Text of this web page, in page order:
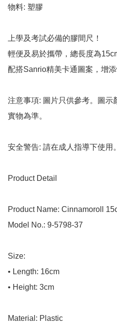
物料: 塑膠
上學及考試必備的膠間尺！
輕便及易於攜帶，總長度為
配搭Sanrio精美卡通圖案，增
注意事項: 圖片只供參考。圖示
實物為準。
安全警告: 請在成人指導下使用。
Product Detail
Product Name: Cinnamoroll
Model No.: 9-5798-37
Size:
• Length: 16cm
• Height: 3cm
Material: Plastic